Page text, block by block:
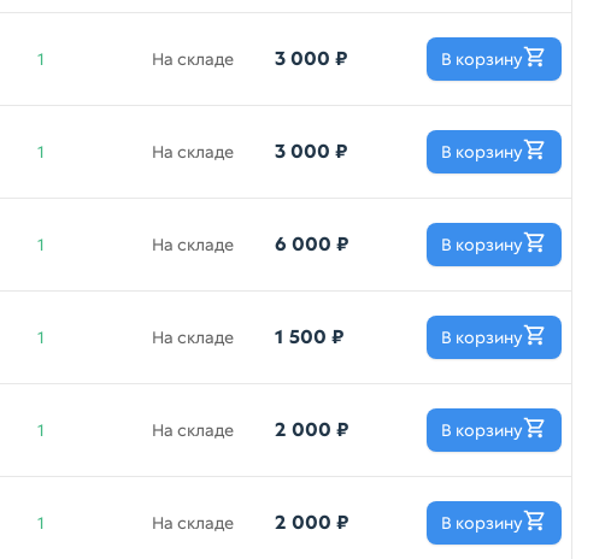
1 На складе 3 000 ₽ В корзину
1 На складе 3 000 ₽ В корзину
1 На складе 6 000 ₽ В корзину
1 На складе 1 500 ₽ В корзину
1 На складе 2 000 ₽ В корзину
1 На складе 2 000 ₽ В корзину